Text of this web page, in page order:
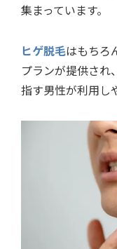
集まっています。
ヒゲ脱毛はもちろ
プランが提供され
指す男性が利用し